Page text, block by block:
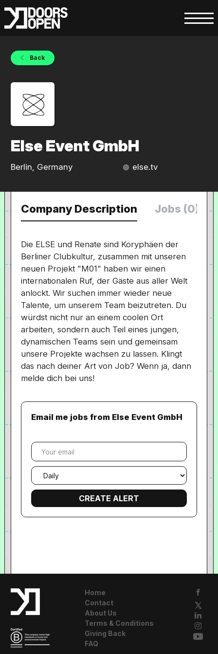
Back
Else Event GmbH
Berlin, Germany else.tv
Company Description Jobs (0)
Die ELSE und Renate sind Koryphäen der
Berliner Clubkultur, zusammen mit unseren
neuen Projekt "M01" haben wir einen
internationalen Ruf, der Gäste aus aller Welt
anlockt. Wir suchen immer wieder neue
Talente, um unserem Team beizutreten. Du
würdst nicht nur an einem coolen Ort
arbeiten, sondern auch Teil eines jungen,
dynamischen Teams sein und gemeinsam
unsere Projekte wachsen zu lassen. Klingt
das nach deiner Art von Job? Wenn ja, dann
melde dich bei uns!
Email me jobs from Else Event GmbH
Your
email
Email
frequency
Home
Contact
About Us
Terms & Conditions
Giving Back
FAQ